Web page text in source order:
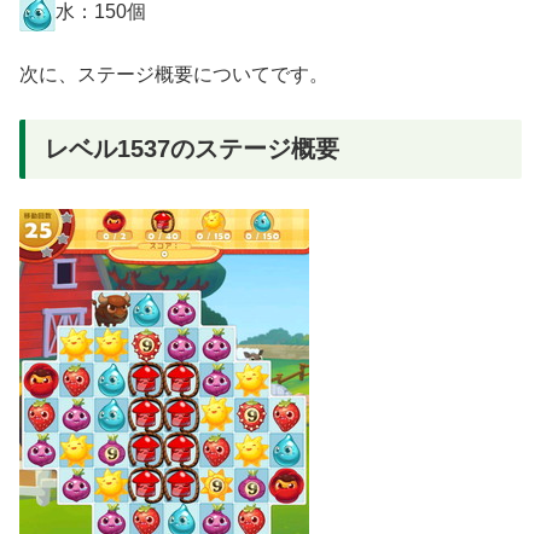
水：150個
次に、ステージ概要についてです。
レベル1537のステージ概要